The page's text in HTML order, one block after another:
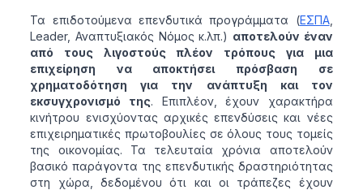
Τα επιδοτούμενα επενδυτικά προγράμματα (ΕΣΠΑ,
Leader, Αναπτυξιακός Νόμος κ.λπ.) αποτελούν έναν
από τους λιγοστούς πλέον τρόπους για μια
επιχείρηση να αποκτήσει πρόσβαση σε
χρηματοδότηση για την ανάπτυξη και τον
εκσυγχρονισμό της. Επιπλέον, έχουν χαρακτήρα
κινήτρου ενισχύοντας αρχικές επενδύσεις και νέες
επιχειρηματικές πρωτοβουλίες σε όλους τους τομείς
της οικονομίας. Τα τελευταία χρόνια αποτελούν
βασικό παράγοντα της επενδυτικής δραστηριότητας
στη χώρα, δεδομένου ότι και οι τράπεζες έχουν